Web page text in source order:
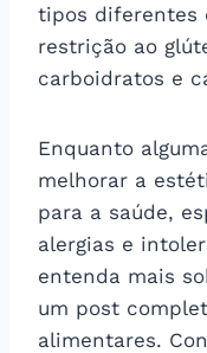
tipos diferentes
restrição ao
carboidratos e
Enquanto
melhorar a
para a saúde,
alergias e
entenda mais
um post
alimentares.